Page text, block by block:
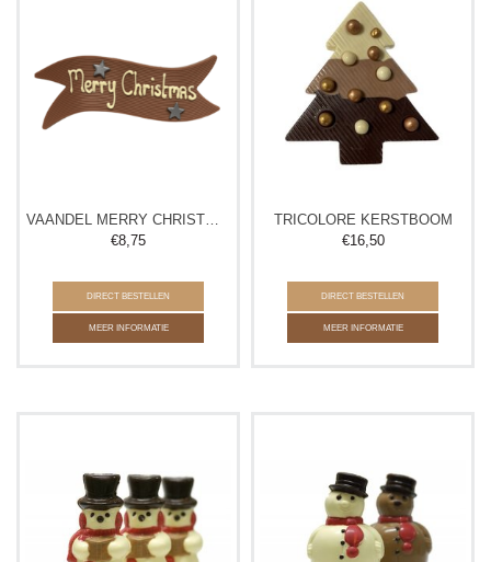
VAANDEL MERRY CHRISTMAS
€8,75
DIRECT BESTELLEN
MEER INFORMATIE
TRICOLORE KERSTBOOM
€16,50
DIRECT BESTELLEN
MEER INFORMATIE